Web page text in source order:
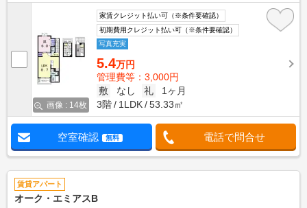
画像 : 14枚
家賃クレジット払い可（※条件要確認）
初期費用クレジット払い可（※条件要確認）
写真充実
5.4万円
管理費等：3,000円
敷
なし 礼
1ヶ月
3階
1LDK 53.33㎡
空室確認 無料 電話で問合せ
賃貸アパート
オーク・エミアスB